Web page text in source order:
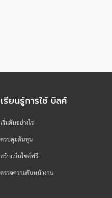
เรียนรู้การใช้ บิลค์
เริ่มต้นอย่างไร
ควบคุมต้นทุน
สร้างเว็บไซต์ฟรี
ตรวจความคืบหน้างาน